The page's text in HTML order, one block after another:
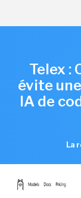
Telex :
évite
IA de
La